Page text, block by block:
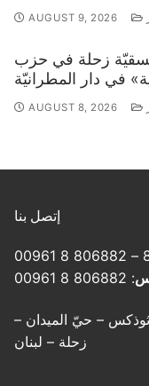
AUGUST 9, 2026
زحلة في حزب
في دار المطرانيّة
AUGUST 8, 2026
إتصل بنا
: 806882 8 00961
– حيّ الميدان –
زحلة – لبنان